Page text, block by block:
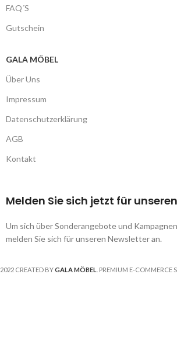
FAQ´S
Gutschein
GALA MÖBEL
Über Uns
Impressum
Datenschutzerklärung
AGB
Kontakt
Melden Sie sich jetzt für
Um sich über Sonderangebote und
melden Sie sich für unseren Newsletter an.
2022 CREATED BYGALA MÖBEL . PREMIUM E-COMMERCE